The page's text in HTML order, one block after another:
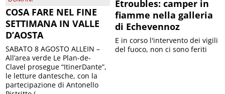
COSA FARE NEL FINE
SETTIMANA IN VALLE
D’AOSTA
SABATO 8 AGOSTO ALLEIN –
All’area verde Le Plan-de-
Clavel prosegue “ItinerDante”,
le letture dantesche, con la
partecipazione di Antonello
Etroubles: camper in
fiamme nella galleria
di Echevennoz
E in corso l'intervento dei vigili
del fuoco, non ci sono feriti